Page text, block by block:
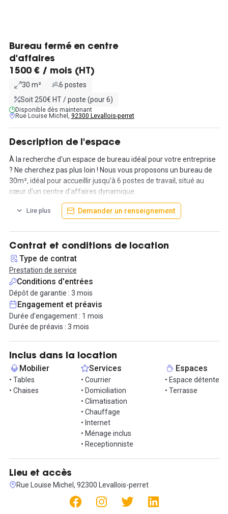
Bureau fermé en centre
d'affaires
1500 € / mois (HT)
30 m²
6 postes
Soit 250€ HT / poste (pour 6)
Disponible dès maintenant
Rue Louise Michel,
92300 Levallois-perret
Description de l'espace
À la recherche d'un espace de bureau idéal pour votre entreprise
? Ne cherchez pas plus loin ! Nous vous proposons un bureau de
30m², idéal pour accueillir jusqu'à 6 postes de travail, situé au
cœur d'un centre d'affaires dynamique.
Le bureau est disponible en location vide ou entièrement meublé
selon vos besoins, au tarif de 1500€ HT/mois.
Ce lieu de travail offre un accès exclusif à un jardin
privatif/terrasse, idéal pour des moments de détente ou des
réunions informelles. En outre, ce centre d'affaires est doté d'un
accueil chaleureux offrant une gamme de services
professionnels, tels que la domiciliation commerciale, le
secrétariat, la gestion de la paie et une permanence
téléphonique.
Situé à Levallois-Perret, notre bureau bénéficie d'une accessibilité
optimale en transport en commun. Vous pouvez facilement vous
rendre à l'adresse en empruntant la ligne de métro 3 jusqu'à la
station Louise Michel. De plus, plusieurs lignes de bus desservent
également la région, facilitant les déplacements quotidiens.
Le quartier de Levallois-Perret est réputé pour son
environnement dynamique et convivial, offrant une gamme
variée de restaurants, de boutiques et de commodités à
proximité. Vous trouverez également une ambiance animée et
un mélange d'espaces verts et de zones commerciales, créant un
équilibre parfait entre travail et détente.
Contactez-nous dès aujourd'hui pour organiser une visite et
découvrir cet espace de bureau exceptionnel !
Lire plus Demander un renseignement
Contrat et conditions de location
Type de contrat
Prestation de service
Conditions d'entrées
Dépôt de garantie : 3 mois
Engagement et préavis
Durée d'engagement : 1 mois
Durée de préavis : 3 mois
Inclus dans la location
Mobilier
• Tables
• Chaises
Services
• Courrier
• Domiciliation
• Climatisation
• Chauffage
• Internet
• Ménage inclus
• Receptionniste
Espaces
• Espace détente
• Terrasse
Lieu et accès
Rue Louise Michel, 92300 Levallois-perret